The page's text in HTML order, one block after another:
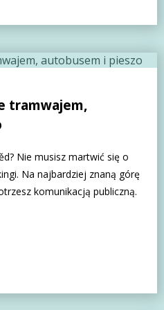
tramwajem,
Nie musisz martwić się o
Na najbardziej znaną górę
komunikacją publiczną.